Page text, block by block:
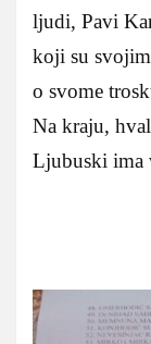
ljudi, Pavi
koji su
o svome
Na kraju,
Ljubuski ima